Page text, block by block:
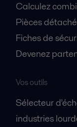
Calculez
Pièces
Fiches de
Devenez
Vos outils
Sélecteur
industries